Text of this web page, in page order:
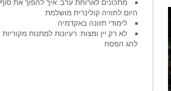
מתכונים לארוחת ערב: איך להפוך את סוף
היום לחוויה קולינרית מושלמת
לימודי תזונה באקדמיה
לא רק יין ומצות: רעיונות למתנות מקוריות
לחג הפסח